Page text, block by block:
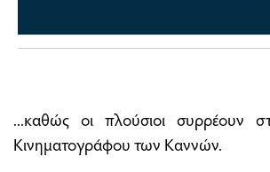
...καθώς οι πλούσιοι συρρέουν
Κινηματογράφου των Καννών.